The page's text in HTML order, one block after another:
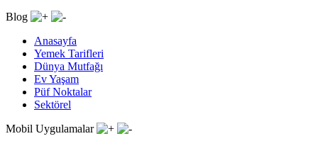
Blog
Anasayfa
Yemek Tarifleri
Dünya Mutfağı
Ev Yaşam
Püf Noktalar
Sektörel
Mobil Uygulamalar